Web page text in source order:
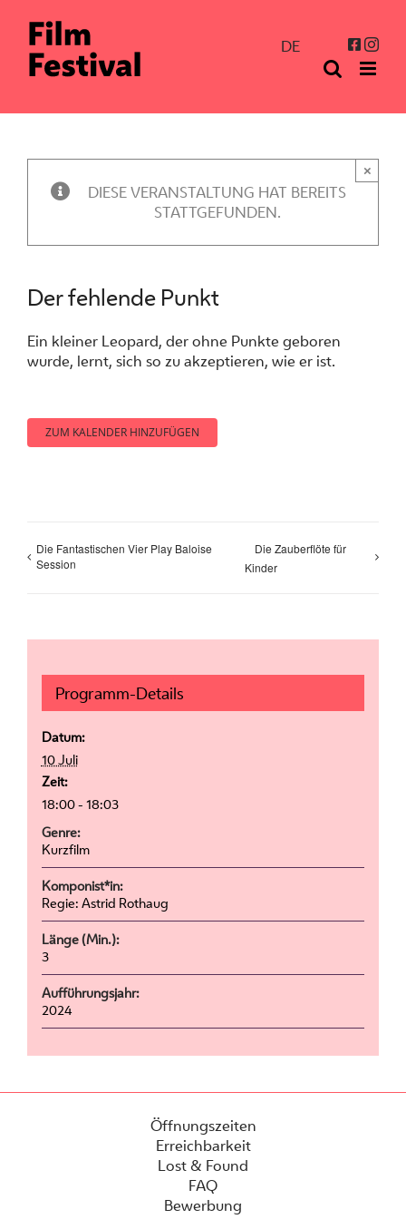
Inhalt
springen
DE
DIESE VERANSTALTUNG HAT BEREITS
STATTGEFUNDEN.
×
Der fehlende Punkt
Ein kleiner Leopard, der ohne Punkte geboren
wurde, lernt, sich so zu akzeptieren, wie er ist.
ZUM KALENDER HINZUFÜGEN
Die Fantastischen Vier Play Baloise
Session
Die Zauberflöte für
Kinder
Programm-Details
Datum:
10 Juli
Zeit:
18:00 - 18:03
Genre:
Kurzfilm
Komponist*in:
Regie: Astrid Rothaug
Länge (Min.):
3
Aufführungsjahr:
2024
Öffnungszeiten
Erreichbarkeit
Lost & Found
FAQ
Bewerbung